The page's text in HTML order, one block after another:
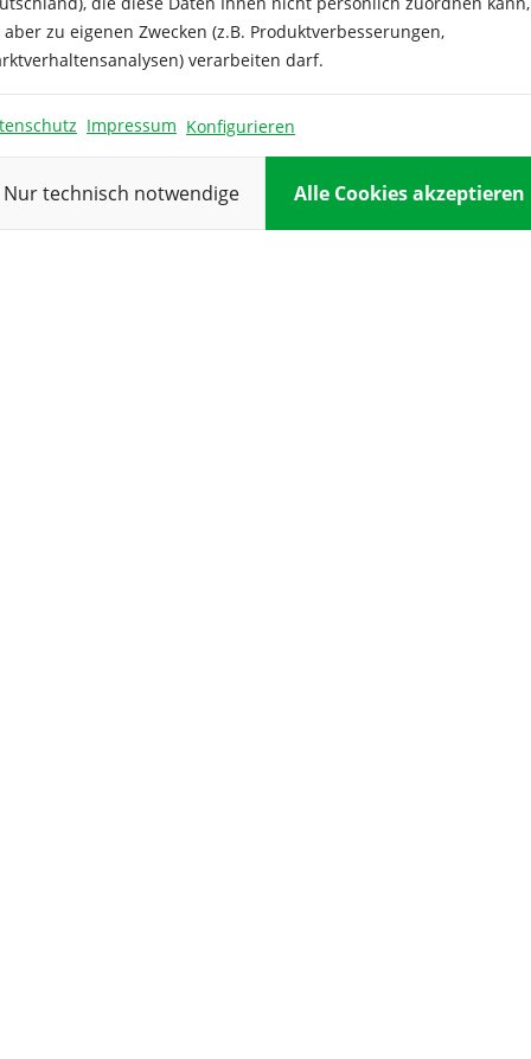
Wasserkresse
oder auch
genannt bereichert
Suppen oder kalte Platten mit
und schmackhaften
Eine großblättrige
Brunnenkresse muss nicht
die Kresse dann langsamer
€*
Microgreens (Bio)
Frische, Geschmack und
Vitamine und
Microgreens „Rettich
aber zu eigenen Zwecken (z.B. Produktverbesserungen,
verarbeiten darf.
Impressum Konfigurieren
Nur technisch notwendige Alle Cookies akzeptieren